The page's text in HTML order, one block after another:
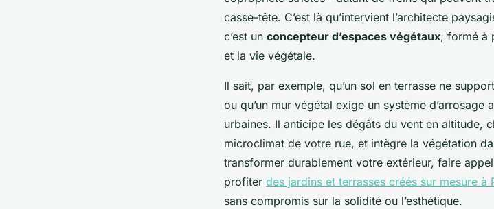
casse-tête. C’est là qu’intervient l’architecte
c’est un concepteur d’espaces végétaux, formé à
et la vie végétale.
Il sait, par exemple, qu’un sol en terrasse ne
ou qu’un mur végétal exige un système
urbaines. Il anticipe les dégâts du vent en altitude,
microclimat de votre rue, et intègre la végétation
transformer durablement votre extérieur, faire
profiter des jardins et terrasses créés sur mesure à
sans compromis sur la solidité ou l’esthétique.